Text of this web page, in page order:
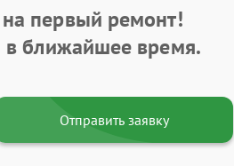
первый ремонт!
ближайшее время.
Отправить заявку